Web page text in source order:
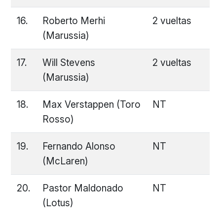
16.
Roberto Merhi
(Marussia)
2 vueltas
17.
Will Stevens
(Marussia)
2 vueltas
18.
Max Verstappen (Toro
Rosso)
NT
19.
Fernando Alonso
(McLaren)
NT
20.
Pastor Maldonado
(Lotus)
NT